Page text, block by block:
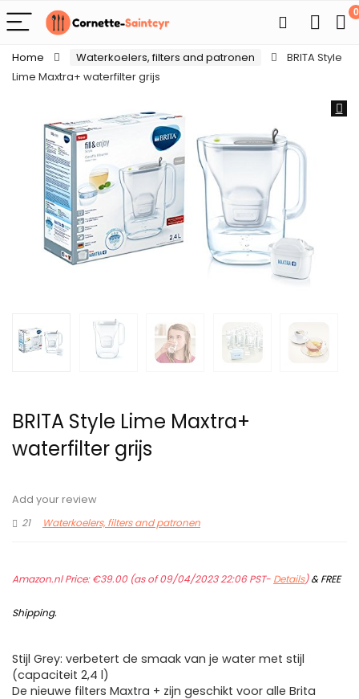
0
Home Waterkoelers, filters and patronen
BRITA Style
Lime Maxtra+ waterfilter grijs
BRITA Style Lime Maxtra+
waterfilter grijs
Add your review
21
Waterkoelers, filters and patronen
Amazon.nl Price:€39.00(as of 09/04/2023 22:06 PST- Details)&FREE
Shipping.
Stijl Grey: verbetert de smaak van je water met stijl
(capaciteit 2,4 l)
De nieuwe filters Maxtra + zijn geschikt voor alle Brita